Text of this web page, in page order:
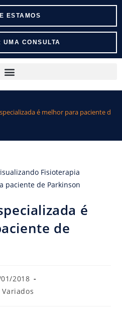
ESTAMOS
UMA CONSULTA
é melhor para paciente de
é
de
2018
Variados